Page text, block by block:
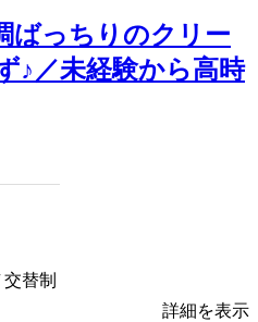
ばっちりのクリー
♪／未経験から高時
替制
詳細を表示